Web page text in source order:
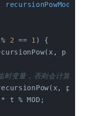
recursionPowMod
2 == 1 ) {
p -
变量，否则会计算两次，
p /
t % MOD;